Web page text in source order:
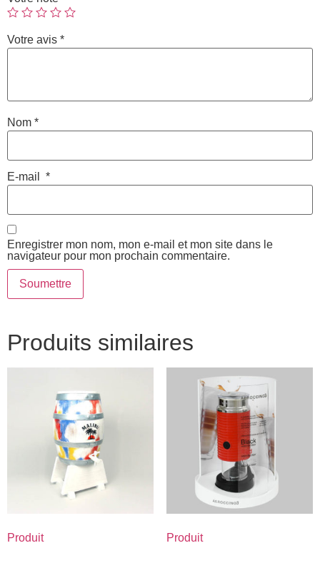
Votre avis *
Nom *
E-mail *
Enregistrer mon nom, mon e-mail et mon site dans le
navigateur pour mon prochain commentaire.
Produits similaires
Produit Produit